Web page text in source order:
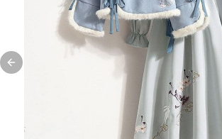
Previous slide